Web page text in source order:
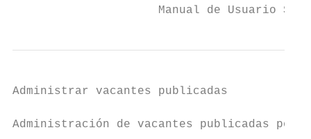
Manual de Usuario
Administrar vacantes publicadas
Administración de vacantes publicadas por